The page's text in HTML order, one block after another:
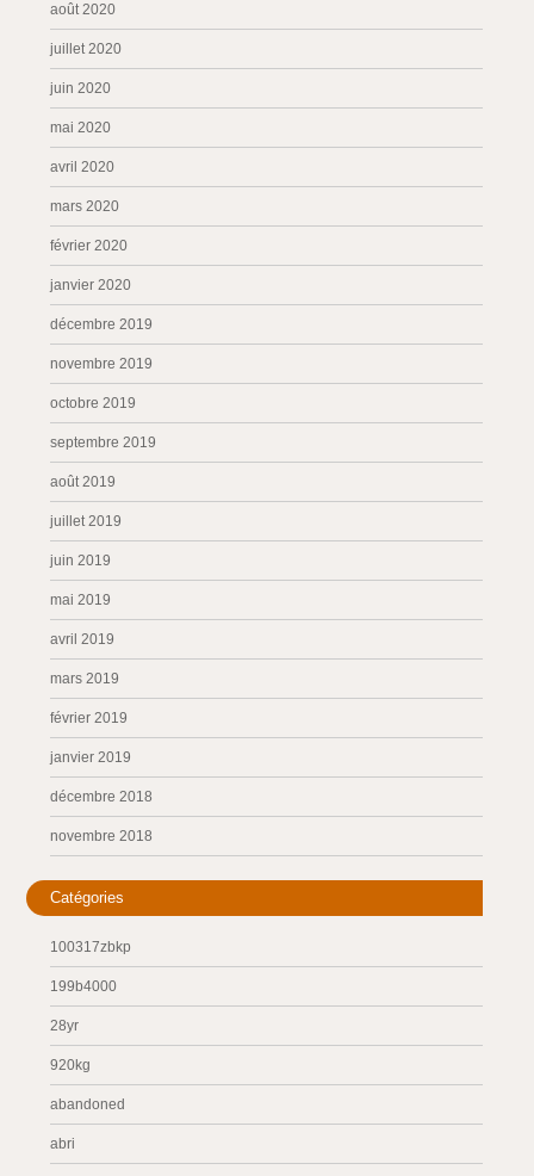
août 2020
juillet 2020
juin 2020
mai 2020
avril 2020
mars 2020
février 2020
janvier 2020
décembre 2019
novembre 2019
octobre 2019
septembre 2019
août 2019
juillet 2019
juin 2019
mai 2019
avril 2019
mars 2019
février 2019
janvier 2019
décembre 2018
novembre 2018
Catégories
100317zbkp
199b4000
28yr
920kg
abandoned
abri